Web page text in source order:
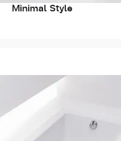
Minimal Style